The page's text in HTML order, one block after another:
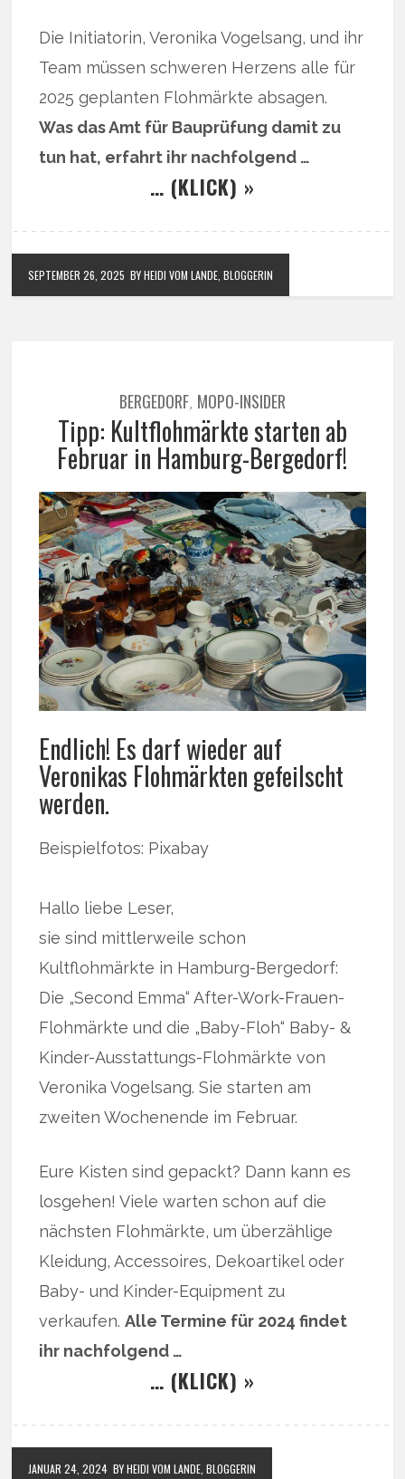
Die Initiatorin, Veronika Vogelsang, und ihr
Team müssen schweren Herzens alle für
2025 geplanten Flohmärkte absagen.
Was das Amt für Bauprüfung damit zu
tun hat, erfahrt ihr nachfolgend …
… (KLICK) »
SEPTEMBER 26, 2025 BY HEIDI VOM LANDE, BLOGGERIN
BERGEDORF, MOPO-INSIDER
Tipp: Kultflohmärkte starten ab
Februar in Hamburg-Bergedorf!
Endlich! Es darf wieder auf
Veronikas Flohmärkten gefeilscht
werden.
Beispielfotos: Pixabay
Hallo liebe Leser,
sie sind mittlerweile schon
Kultflohmärkte in Hamburg-Bergedorf:
Die „Second Emma“ After-Work-Frauen-
Flohmärkte und die „Baby-Floh“ Baby- &
Kinder-Ausstattungs-Flohmärkte von
Veronika Vogelsang. Sie starten am
zweiten Wochenende im Februar.
Eure Kisten sind gepackt? Dann kann es
losgehen! Viele warten schon auf die
nächsten Flohmärkte, um überzählige
Kleidung, Accessoires, Dekoartikel oder
Baby- und Kinder-Equipment zu
verkaufen.Alle Termine für 2024 findet
ihr nachfolgend …
… (KLICK) »
JANUAR 24, 2024 BY HEIDI VOM LANDE, BLOGGERIN